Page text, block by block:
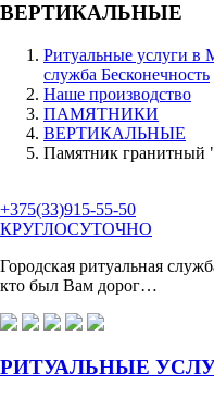
ВЕРТИКАЛЬНЫЕ
Ритуальные услуги в
служба Бесконечность
Наше производство
ПАМЯТНИКИ
ВЕРТИКАЛЬНЫЕ
Памятник гранитный
+375(33)915-55-50
КРУГЛОСУТОЧНО
Городская ритуальная
кто был Вам дорог…
РИТУАЛЬНЫЕ